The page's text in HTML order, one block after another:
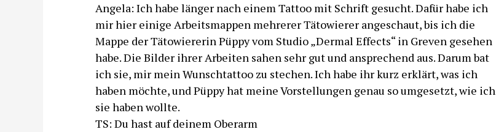
Angela: Ich habe länger nach einem Tattoo mit Schrift gesucht. Dafür habe ich
mir hier einige Arbeitsmappen mehrerer Tätowierer angeschaut, bis ich die
Mappe der Tätowiererin Püppy vom Studio „Dermal Effects“ in Greven gesehen
habe. Die Bilder ihrer Arbeiten sahen sehr gut und ansprechend aus. Darum bat
ich sie, mir mein Wunschtattoo zu stechen. Ich habe ihr kurz erklärt, was ich
haben möchte, und Püppy hat meine Vorstellungen genau so umgesetzt, wie ich
sie haben wollte.
TS: Du hast auf deinem Oberarm